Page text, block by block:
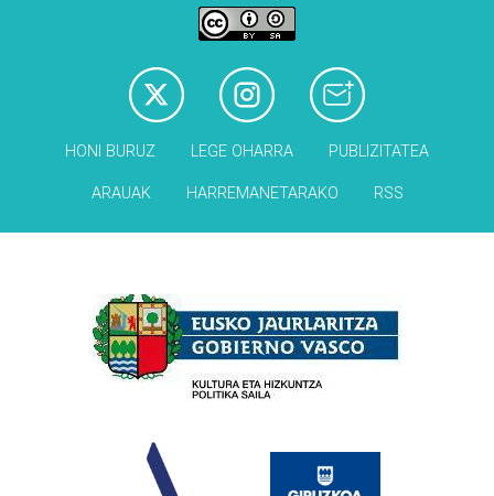
HONI BURUZ LEGE OHARRA PUBLIZITATEA
ARAUAK HARREMANETARAKO RSS